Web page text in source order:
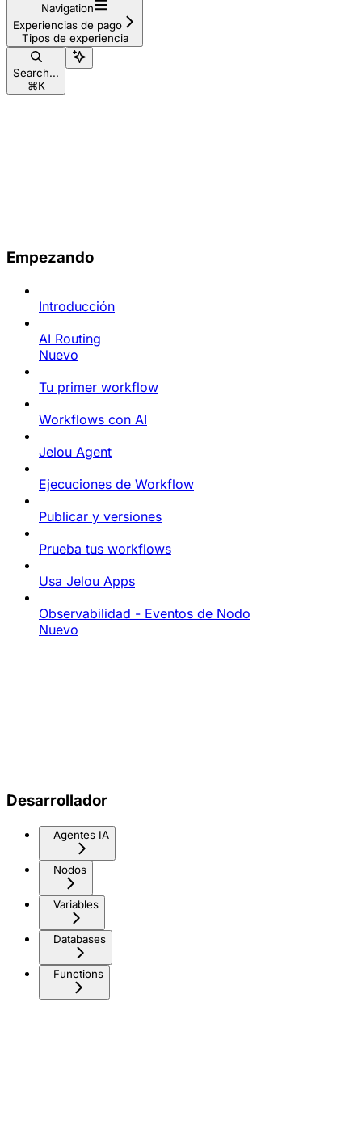
Navigation
Experiencias de pago
Tipos de experiencia
Search...
⌘K
Empezando
Introducción
AI Routing
Nuevo
Tu primer workflow
Workflows con AI
Jelou Agent
Ejecuciones de Workflow
Publicar y versiones
Prueba tus workflows
Usa Jelou Apps
Observabilidad - Eventos de Nodo
Nuevo
Desarrollador
Agentes IA
Nodos
Variables
Databases
Functions